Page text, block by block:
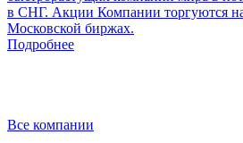
в СНГ. Акции Компании торгуются
Московской биржах.
Подробнее
Все компании